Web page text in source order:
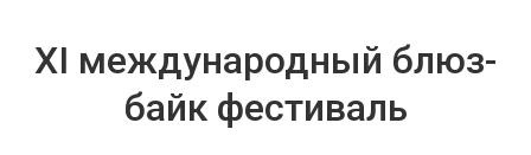
XI международный блюз-
байк фестиваль